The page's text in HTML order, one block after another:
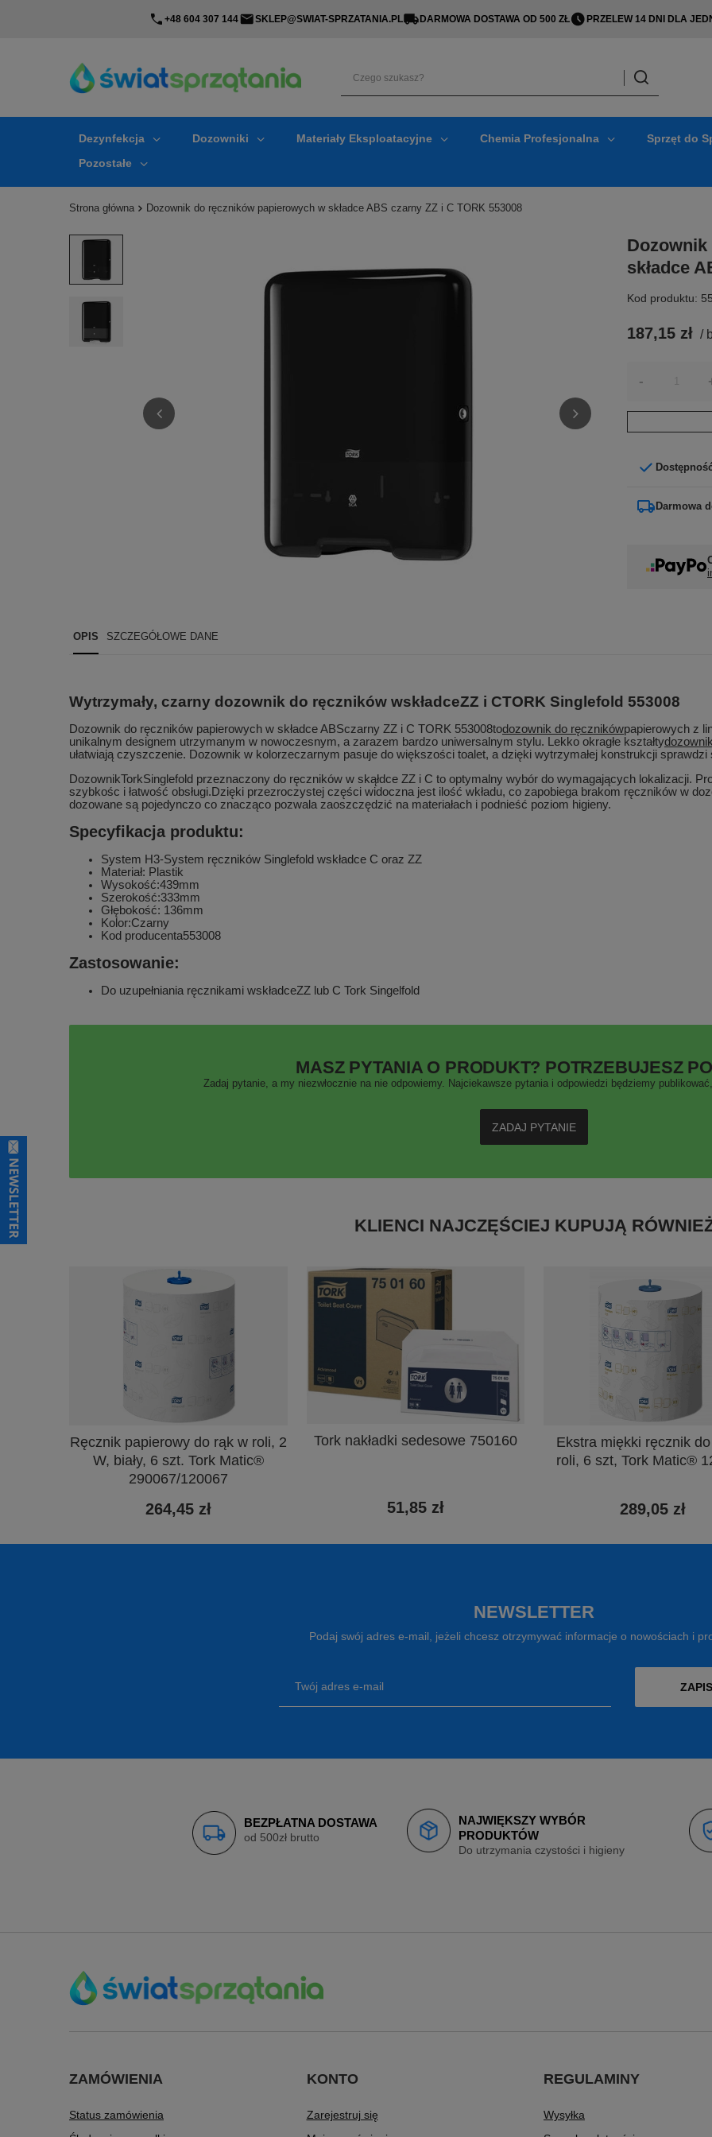
+48 604 307 144 SKLEP@SWIAT-SPRZATANIA.PL DARMOWA DOSTAWA OD 500 ZŁ PRZELEW 14 DNI DLA
Dezynfekcja Dozowniki Materiały Eksploatacyjne Chemia Profesjonalna Sprzęt do
Pozostałe
Strona główna Dozownik do ręczników papierowych w składce ABS czarny ZZ i C TORK 553008
składce
Kod produktu:
187,15 zł /
-
Darmowa
OPIS SZCZEGÓŁOWE DANE
Wytrzymały, czarny dozownik do ręczników wskładceZZ i CTORK Singlefold 553008
Dozownik do ręczników papierowych w składce ABSczarny ZZ i C TORK 553008todozownik do ręcznikówpapierowych z
unikalnym designem utrzymanym w nowoczesnym, a zarazem bardzo uniwersalnym stylu. Lekko okragłe kształty
ułatwiają czyszczenie. Dozownik w kolorzeczarnym pasuje do większości toalet, a dzięki wytrzymałej konstrukcji
DozownikTorkSinglefold przeznaczony do ręczników w skąłdce ZZ i C to optymalny wybór do wymagających lokalizacji.
szybkośc i łatwość obsługi.Dzięki przezroczystej części widoczna jest ilość wkładu, co zapobiega brakom ręczników w
dozowane są pojedynczo co znacząco pozwala zaoszczędzić na materiałach i podnieść poziom higieny.
Specyfikacja produktu:
System H3-System ręczników Singlefold wskładce C oraz ZZ
Materiał: Plastik
Wysokość:439mm
Szerokość:333mm
Głębokość: 136mm
Kolor:Czarny
Kod producenta553008
Zastosowanie:
Do uzupełniania ręcznikami wskładceZZ lub C Tork Singelfold
MASZ PYTANIA O PRODUKT? POTRZEBUJESZ
Zadaj pytanie, a my niezwłocznie na nie odpowiemy. Najciekawsze pytania i odpowiedzi będziemy
ZADAJ PYTANIE
KLIENCI NAJCZĘŚCIEJ KUPUJĄ
Ręcznik papierowy do rąk w roli, 2
W, biały, 6 szt. Tork Matic®
290067/120067
264,45 zł
Tork nakładki sedesowe 750160
51,85 zł
Ekstra miękki ręcznik
roli, 6 szt, Tork Matic®
289,05 zł
NEWSLETTER
Podaj swój adres e-mail, jeżeli chcesz otrzymywać informacje o nowościach i
Twój adres e-mail
BEZPŁATNA DOSTAWA
od 500zł brutto
NAJWIĘKSZY WYBÓR
PRODUKTÓW
Do utrzymania czystości i higieny
ZAMÓWIENIA
Status zamówienia
KONTO
Zarejestruj się
REGULAMINY
Wysyłka